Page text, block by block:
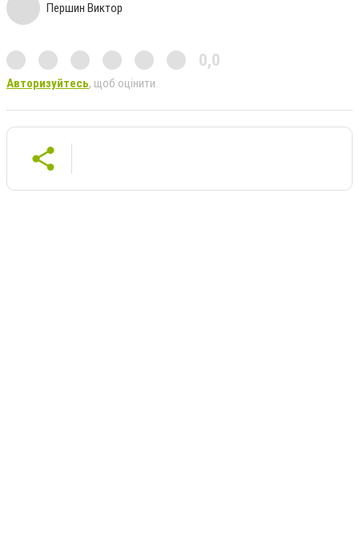
Першин Виктор
0,0
Авторизуйтесь, щоб оцінити